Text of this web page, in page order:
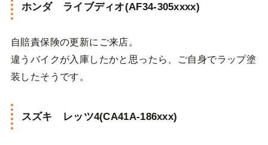
ホンダ ライブディオ(AF34-305xxxx)
自賠責保険の更新にご来店。
違うバイクが入庫したかと思ったら、ご自身でラップ塗
装したそうです。
スズキ レッツ4(CA41A-186xxx)